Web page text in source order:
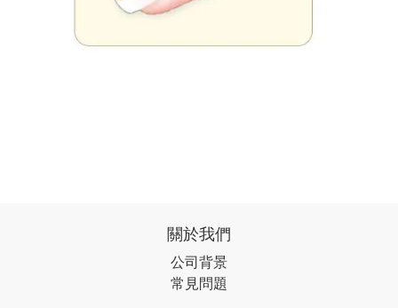
關於我們
公司背景
常見問題